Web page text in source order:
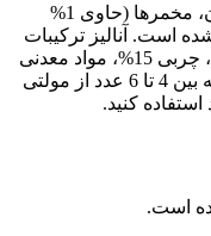
در تولید این محصول از شیر و مشتقات آن، مخمرها (حاوی 1%
است. آنالیز ترکیبات
محصول بدین صورت است : پروتئین 24%، چربی 15%، مواد معدنی
14.5%، فیبر خام 6% و رطوبت 5%. روزانه بین 4 تا 6 عدد از مولتی
کنید.
است.